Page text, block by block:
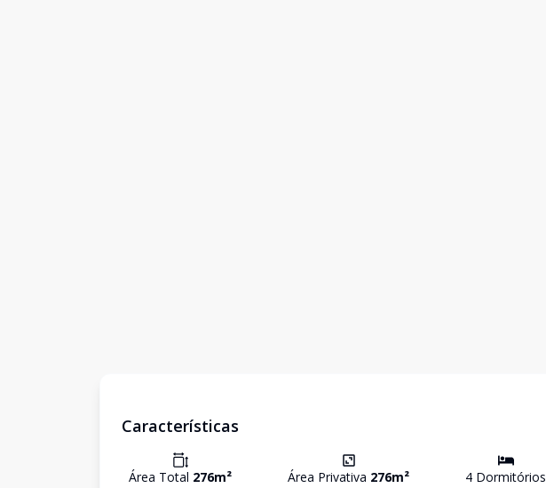
Características
Área Total 276m² Área Privativa 276m² 4 Dormitórios